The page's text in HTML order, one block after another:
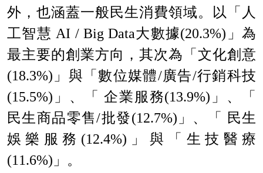
外，也涵蓋一般民生消費領域。以「人
工智慧 AI / Big Data大數據(20.3%)」為
最主要的創業方向，其次為「文化創意
(18.3%)」與「數位媒體/廣告/行銷科技
(15.5%)」、「 企業服務(13.9%)」、「
民生商品零售/批發(12.7%)」、「 民生
娛樂服務(12.4%)」與「生技醫療
(11.6%)」。